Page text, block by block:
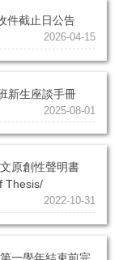
件截止日公告
2026-04-15
新生座談手冊
2025-08-01
原創性聲明書
Thesis/
2022-10-31